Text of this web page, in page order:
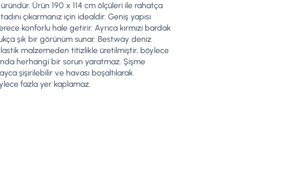
Ürün 190 x 114 cm ölçüleri ile rahatça
çıkarmanız için idealdir. Geniş yapısı
konforlu hale getirir. Ayrıca kırmızı bardak
şık bir görünüm sunar. Bestway deniz
malzemeden titizlikle üretilmiştir, böylece
herhangi bir sorun yaratmaz. Şişme
şişirilebilir ve havası boşaltılarak
fazla yer kaplamaz.